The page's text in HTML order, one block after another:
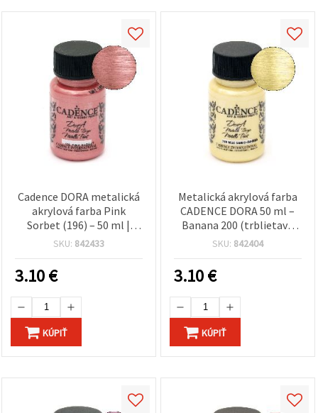
Cadence DORA metalická
akrylová farba Pink
Sorbet (196) – 50 ml |
Ružová metalická farba
projekty, na rôzne
povrchy (drevo, plátno,
papier, keramika)
SKU: 842433
3.10€
KÚPIŤ
Metalická akrylová farba
CADENCE DORA 50 ml –
Banana 200 (trblietavá
žltá) na kreatívne
plátno, papier a textil
SKU: 842404
3.10€
KÚPIŤ